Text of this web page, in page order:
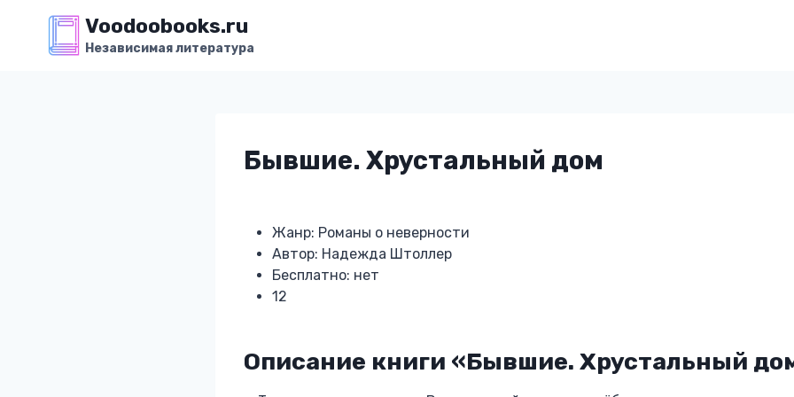
содержимому
Voodoobooks.ru
Независимая литература
Бывшие. Хрустальный дом
Жанр: Романы о неверности
Автор: Надежда Штоллер
Бесплатно: нет
12
Описание книги «Бывшие. Хрустальный